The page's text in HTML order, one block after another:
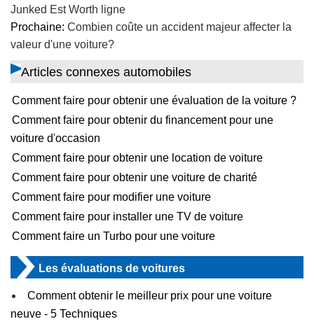
Junked Est Worth ligne
Prochaine: Combien coûte un accident majeur affecter la
valeur d'une voiture?
Articles connexes automobiles
Comment faire pour obtenir une évaluation de la voiture ?
Comment faire pour obtenir du financement pour une
voiture d'occasion
Comment faire pour obtenir une location de voiture
Comment faire pour obtenir une voiture de charité
Comment faire pour modifier une voiture
Comment faire pour installer une TV de voiture
Comment faire un Turbo pour une voiture
Les évaluations de voitures
Comment obtenir le meilleur prix pour une voiture
neuve - 5 Techniques